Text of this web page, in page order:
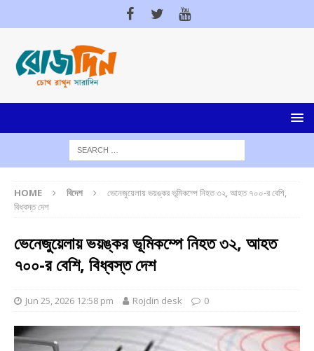
HOME বিদেশ
ভেনেজুয়েলায় ভয়ঙ্কর ভূমিকম্পে নিহত ৩২, আহত ৭০০-র বেশি,
বিধ্বস্ত দেশ
ভেনেজুয়েলায় ভয়ঙ্কর ভূমিকম্পে নিহত ৩২, আহত
৭০০-র বেশি, বিধ্বস্ত দেশ
Jun 25, 2026 12:58 pm Rojdin desk 0